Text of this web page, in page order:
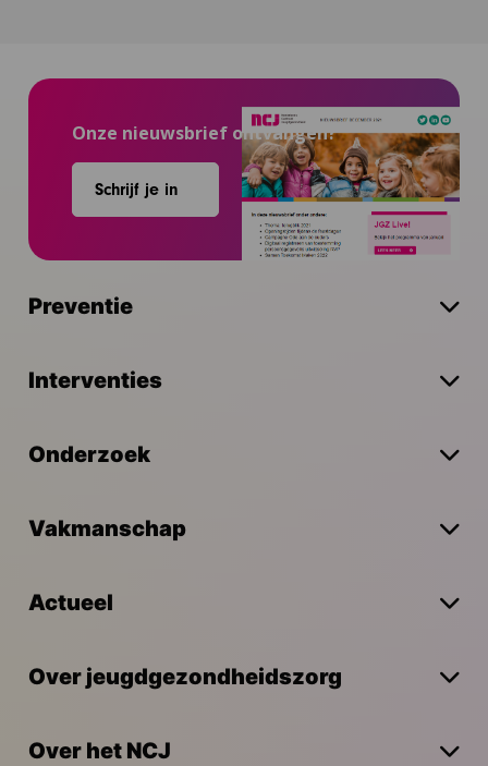
Onze nieuwsbrief ontvangen?
Schrijf je in
Preventie
Interventies
Onderzoek
Vakmanschap
Actueel
Over jeugdgezondheidszorg
Over het NCJ